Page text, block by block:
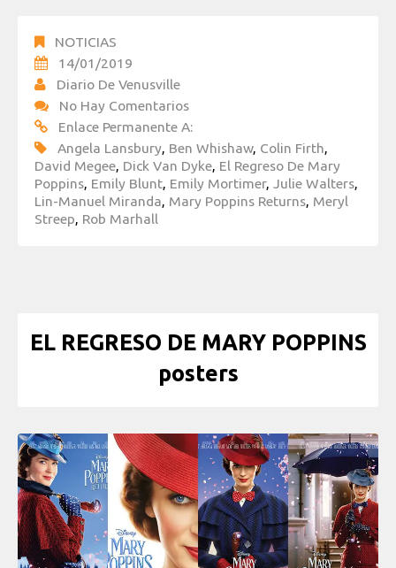
NOTICIAS
14/01/2019
Diario De Venusville
No Hay Comentarios
Enlace Permanente A:
Angela Lansbury, Ben Whishaw, Colin Firth,
David Megee, Dick Van Dyke, El Regreso De Mary
Poppins, Emily Blunt, Emily Mortimer, Julie Walters,
Lin-Manuel Miranda, Mary Poppins Returns, Meryl
Streep, Rob Marhall
EL REGRESO DE MARY POPPINS
posters